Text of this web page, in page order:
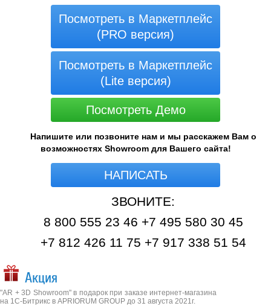
Посмотреть в Маркетплейс
(PRO версия)
Посмотреть в Маркетплейс
(Lite версия)
Посмотреть Демо
Напишите или позвоните нам и мы расскажем Вам о
возможностях Showroom для Вашего сайта!
НАПИСАТЬ
ЗВОНИТЕ:
8 800 555 23 46 +7 495 580 30 45
+7 812 426 11 75 +7 917 338 51 54
Акция
"AR + 3D Showroom" в подарок при заказе интернет-магазина
на 1С-Битрикс в APRIORUM GROUP до 31 августа 2021г.